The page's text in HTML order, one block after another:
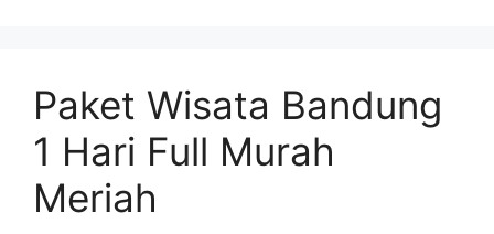
Paket Wisata Bandung
1 Hari Full Murah
Meriah